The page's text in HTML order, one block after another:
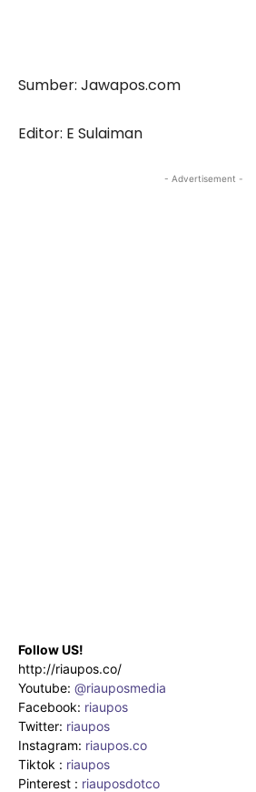
Sumber: Jawapos.com
Editor: E Sulaiman
- Advertisement -
Follow US!
http://riaupos.co/
Youtube: @riauposmedia
Facebook: riaupos
Twitter: riaupos
Instagram: riaupos.co
Tiktok : riaupos
Pinterest : riauposdotco